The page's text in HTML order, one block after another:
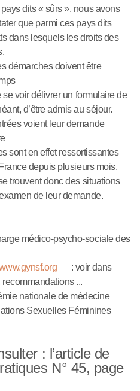
dits « sûrs », nous avons
que parmi ces pays dits
dans lesquels les droits des
démarches doivent être
voir délivrer un formulaire de
d’être admis au séjour.
voient leur demande
sont en effet ressortissantes
depuis plusieurs mois,
trouvent donc des situations
de leur demande.
médico-psycho-sociale des
: voir dans
...
nationale de médecine
Sexuelles Féminines
: l’article de
N° 45, page